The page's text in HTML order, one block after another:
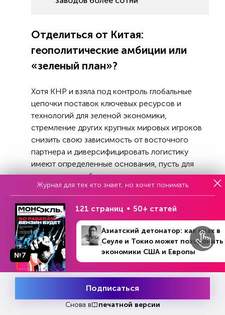
Отделиться от Китая:
геополитические амбиции или
«зеленый план»?
Хотя КНР и взяла под контроль глобальные
цепочки поставок ключевых ресурсов и
технологий для зеленой экономики,
стремление других крупных мировых игроков
снизить свою зависимость от восточного
партнера и диверсифицировать логистику
имеют определенные основания, пусть для
этого и понадобится как минимум
десятилетие. По мнению экспертов, китайский
технологий и сырья связан не столько с
географическим положением, сколько с
успешной промышленной политикой, а
следовательно, шанс выбиться в лидеры есть и
у других стран.
Во время пандемии и после нее мир уже
столкнулся с последствиями выстраивания
«тесных и узких» цепочек поставок. Одно из
№36 (1310)
4 - 10 сентября 2023
В номере
Попробовать
Журнал для тех кто знает, но хочет понимать
№7
121 страниц 50+ статей
Азиатский детонатор: как крах в
Сеуле и Токио может похоронить
экономики США и Европы
Подписаться
Снова в печатной версии